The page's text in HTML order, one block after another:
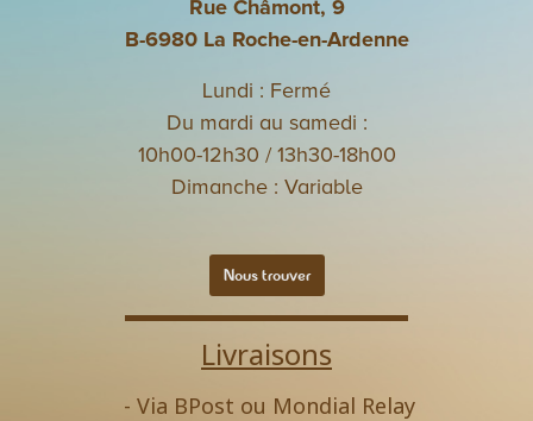
Rue Châmont, 9
B-6980 La Roche-en-Ardenne
Lundi : Fermé
Du mardi au samedi :
10h00-12h30 / 13h30-18h00
Dimanche : Variable
Nous trouver
Livraisons
- Via BPost ou Mondial Relay